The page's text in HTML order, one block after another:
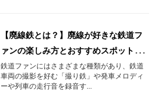
【廃線鉄とは？】廃線が好きな鉄道フ
ァンの楽しみ方とおすすめスポット10
選！
鉄道ファンにはさまざまな種類があり、鉄道
車両の撮影を好む「撮り鉄」や発車メロディ
ーや列車の走行音を録音す...